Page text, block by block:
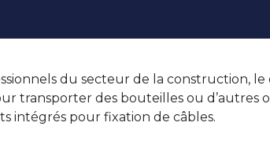
du secteur de la construction,
transporter des bouteilles ou d’autres
intégrés pour fixation de câbles.